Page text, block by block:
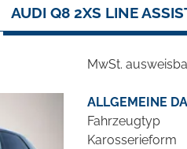
AUDI Q8 2XS LINE
MwSt.
ALLGEMEINE
Fahrzeugtyp
Karosserieform